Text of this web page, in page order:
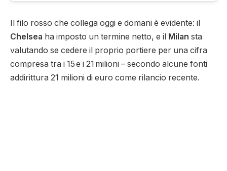
Il filo rosso che collega oggi e domani è evidente: il
Chelsea ha imposto un termine netto, e il Milan sta
valutando se cedere il proprio portiere per una cifra
compresa tra i 15 e i 21 milioni – secondo alcune fonti
addirittura 21 milioni di euro come rilancio recente.